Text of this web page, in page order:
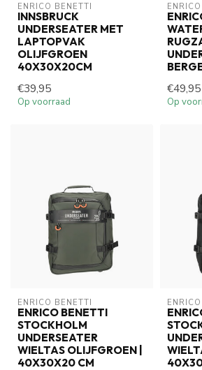
ENRICO BENETTI
INNSBRUCK
UNDERSEATER MET
LAPTOPVAK
OLIJFGROEN
40X30X20CM
€39,95
Op voorraad
€49,95
Op
ENRICO BENETTI
ENRICO BENETTI
STOCKHOLM
UNDERSEATER
WIELTAS OLIJFGROEN |
40X30X20 CM